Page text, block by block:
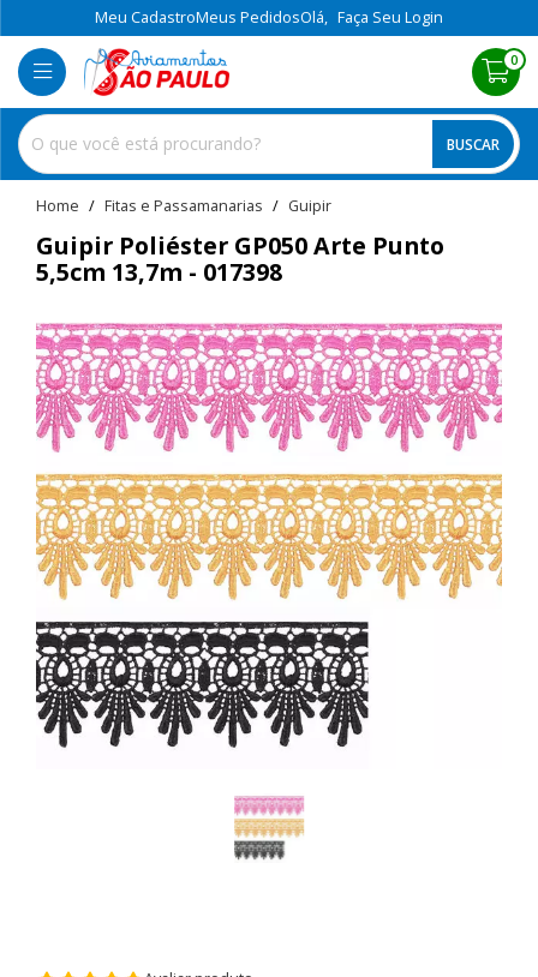
Meu CadastroMeus PedidosOlá, Faça Seu Login
BUSCAR
0
home Fitas e Passamanarias guipir
Guipir Poliéster GP050 Arte Punto
5,5cm 13,7m - 017398